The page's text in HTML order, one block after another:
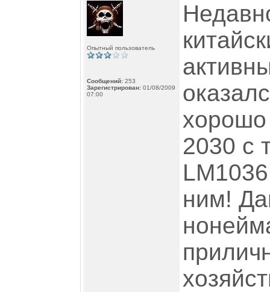
Опытный пользователь
Сообщений: 253
Зарегистрирован: 01/08/2009
07:00
2030 с
ним!